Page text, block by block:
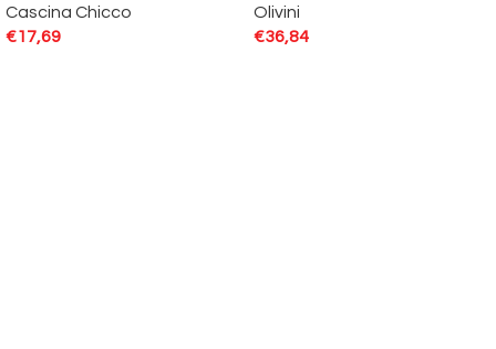
Cascina Chicco
€17,69
Olivini
€36,84